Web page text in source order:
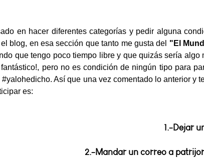
en hacer diferentes categorías y pedir alguna
blog, en esa sección que tanto me gusta del "El
que tengo poco tiempo libre y que quizás sería
pero no es condición de ningún tipo para
#yalohedicho. Así que una vez comentado lo anterior
es:
1.-Dejar
2.-Mandar un correo a